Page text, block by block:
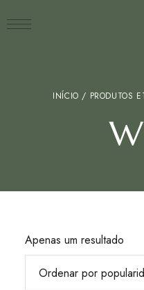
INÍCIO / PRODUTOS
Apenas um resultado